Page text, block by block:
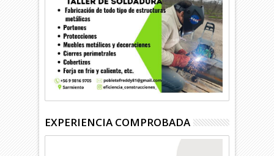
EXPERIENCIA COMPROBADA